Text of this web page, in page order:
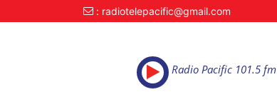
: radiotelepacific@gmail.com
Radio Pacific 101.5 fm